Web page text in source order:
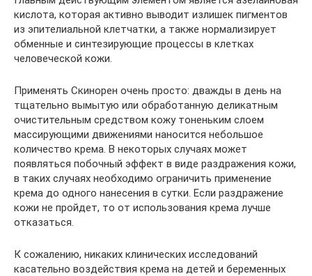
кислота, которая активно выводит излишек пигментов
из эпителиальной клетчатки, а также нормализирует
обменные и синтезирующие процессы в клетках
человеческой кожи.
Применять Скинорен очень просто: дважды в день на
тщательно вымытую или обработанную деликатным
очистительным средством кожу тоненьким слоем
массирующими движениями наносится небольшое
количество крема. В некоторых случаях может
появляться побочный эффект в виде раздражения кожи,
в таких случаях необходимо ограничить применение
крема до одного нанесения в сутки. Если раздражение
кожи не пройдет, то от использования крема лучше
отказаться.
К сожалению, никаких клинических исследований
касательно воздействия крема на детей и беременных